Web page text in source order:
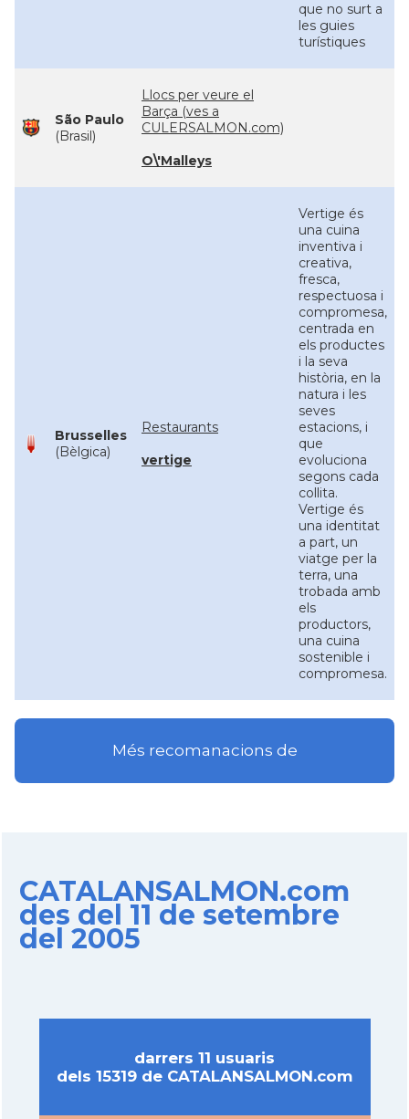
que no surt a
les guies
turístiques
São Paulo
(Brasil)
Llocs per veure el
Barça (ves a
CULERSALMON.com)
O\'Malleys
Brusselles
(Bèlgica)
Restaurants
vertige
Vertige és
una cuina
inventiva i
creativa,
fresca,
respectuosa i
compromesa,
centrada en
els productes
i la seva
història, en la
natura i les
seves
estacions, i
que
evoluciona
segons cada
collita.
Vertige és
una identitat
a part, un
viatge per la
terra, una
trobada amb
els
productors,
una cuina
sostenible i
compromesa.
Més recomanacions de
CATALANSALMON.com
des del 11 de setembre
del 2005
darrers 11 usuaris
dels 15319 de CATALANSALMON.com